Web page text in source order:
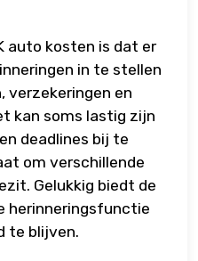
auto kosten is dat er
in te stellen
verzekeringen en
kan soms lastig zijn
deadlines bij te
om verschillende
Gelukkig biedt de
herinneringsfunctie
te blijven.